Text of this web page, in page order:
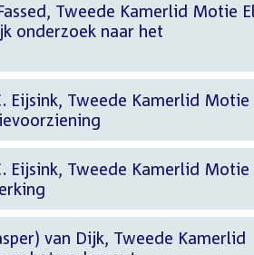
Tweede Kamerlid Motie
onderzoek naar het
Eijsink, Tweede Kamerlid Motie
Eijsink, Tweede Kamerlid Motie
van Dijk, Tweede Kamerlid